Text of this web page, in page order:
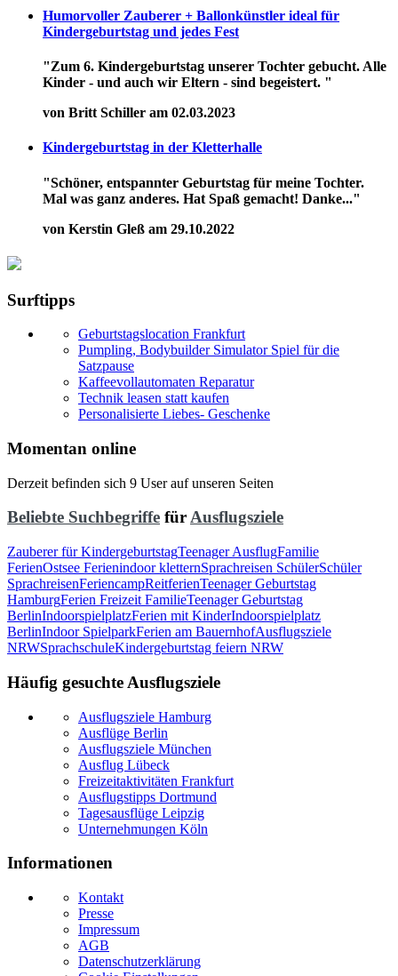
Humorvoller Zauberer + Ballonkünstler ideal für
Kindergeburtstag und jedes Fest
"Zum 6. Kindergeburtstag unserer Tochter gebucht. Alle
Kinder - und auch wir Eltern - sind begeistert. "
von Britt Schiller am 02.03.2023
Kindergeburtstag in der Kletterhalle
"Schöner, entspannter Geburtstag für meine Tochter.
Mal was ganz anderes. Hat Spaß gemacht! Danke..."
von Kerstin Gleß am 29.10.2022
Surftipps
Geburtstagslocation Frankfurt
Pumpling, Bodybuilder Simulator Spiel für die
Satzpause
Kaffeevollautomaten Reparatur
Technik leasen statt kaufen
Personalisierte Liebes- Geschenke
Momentan online
Derzeit befinden sich 9 User auf unseren Seiten
Beliebte Suchbegriffe fürAusflugsziele
Zauberer für KindergeburtstagTeenager AusflugFamilie
FerienOstsee Ferienindoor kletternSprachreisen SchülerSchüler
SprachreisenFeriencampReitferienTeenager Geburtstag
HamburgFerien Freizeit FamilieTeenager Geburtstag
BerlinIndoorspielplatzFerien mit KinderIndoorspielplatz
BerlinIndoor SpielparkFerien am BauernhofAusflugsziele
NRWSprachschuleKindergeburtstag feiern NRW
Häufig gesuchte Ausflugsziele
Ausflugsziele Hamburg
Ausflüge Berlin
Ausflugsziele München
Ausflug Lübeck
Freizeitaktivitäten Frankfurt
Ausflugstipps Dortmund
Tagesausflüge Leipzig
Unternehmungen Köln
Informationen
Kontakt
Presse
Impressum
AGB
Datenschutzerklärung